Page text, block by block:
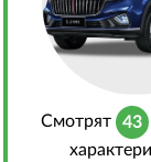
Cмотрят 43